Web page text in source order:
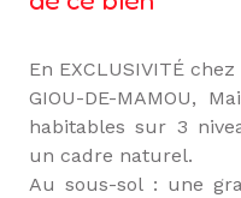
En EXCLUSIVITÉ
GIOU-DE-MAMOU,
habitables sur 3
un cadre naturel.
Au sous-sol : une